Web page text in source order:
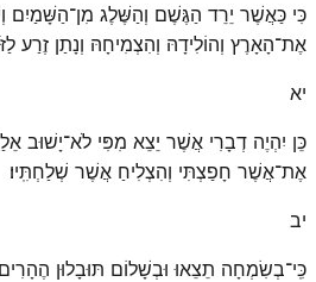
כִּי כַּאֲשֶׁר יֵרֵד הַגֶּשֶׁם וְהַשֶּׁלֶג מִן־הַשָּׁמַיִם
אֶת־הָאָרֶץ וְהוֹלִידָהּ וְהִצְמִיחָהּ וְנָתַן זֶרַע
יא
כֵּן יִהְיֶה דְבָרִי אֲשֶׁר יֵצֵא מִפִּי לֹא־יָשׁוּב
אֶת־אֲשֶׁר חָפַצְתִּי וְהִצְלִיחַ אֲשֶׁר שְׁלַחְתִּֽיו׃
יב
כִּֽי־בְשִׂמְחָה תֵצֵאוּ וּבְשָׁלוֹם תּוּבָלוּן